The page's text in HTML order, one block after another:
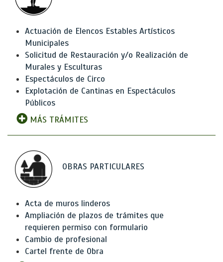
Actuación de Elencos Estables Artísticos
Municipales
Solicitud de Restauración y/o Realización de
Murales y Esculturas
Espectáculos de Circo
Explotación de Cantinas en Espectáculos
Públicos
MÁS TRÁMITES
OBRAS PARTICULARES
Acta de muros linderos
Ampliación de plazos de trámites que
requieren permiso con formulario
Cambio de profesional
Cartel frente de Obra